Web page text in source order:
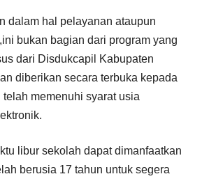
dalam hal pelayanan ataupun
bukan bagian dari program yang
dari Disdukcapil Kabupaten
diberikan secara terbuka kepada
memenuhi syarat usia
libur sekolah dapat dimanfaatkan
berusia 17 tahun untuk segera